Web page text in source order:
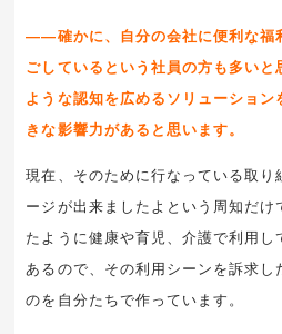
――確かに、自分の会社に便利な福
ごしているという社員の方も多い
ような認知を広めるソリューショ
きな影響力があると思います。
現在、そのために行なっている取り
ージが出来ましたよという周知だ
たように健康や育児、介護で利用
あるので、その利用シーンを訴求し
のを自分たちで作っています。